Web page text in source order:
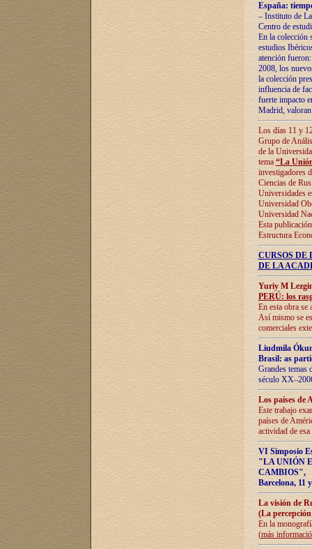
España:
– Instituto de
Centro de
En la colección
estudios
atención
2008, los
la colección
influencia de
fuerte impacto
Madrid,
Los días 11 y
Grupo de
de la
tema “La
investigadores
Ciencias de
Universidades
Universidad
Universidad
Esta
Estructura
CURSOS
DE LA
Yuriy M
PERÚ: los
En esta obra se
Así mismo se
comerciales
Liudmila
Brasil: as
Grandes temas
século
Los países de
Este trabajo
países de
actividad de
VI Simposio
"LA UNIÓN
CAMBIOS",
Barcelona, 11
La visión de
(La
En la
(más